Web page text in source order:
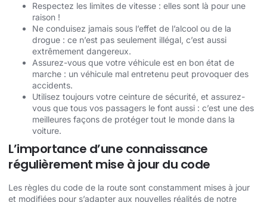
Respectez les limites de vitesse : elles sont là pour une
raison !
Ne conduisez jamais sous l’effet de l’alcool ou de la
drogue : ce n’est pas seulement illégal, c’est aussi
extrêmement dangereux.
Assurez-vous que votre véhicule est en bon état de
marche : un véhicule mal entretenu peut provoquer des
accidents.
Utilisez toujours votre ceinture de sécurité, et assurez-
vous que tous vos passagers le font aussi : c’est une des
meilleures façons de protéger tout le monde dans la
voiture.
L’importance d’une connaissance
régulièrement mise à jour du code
Les règles du code de la route sont constamment mises à jour
et modifiées pour s’adapter aux nouvelles réalités de notre